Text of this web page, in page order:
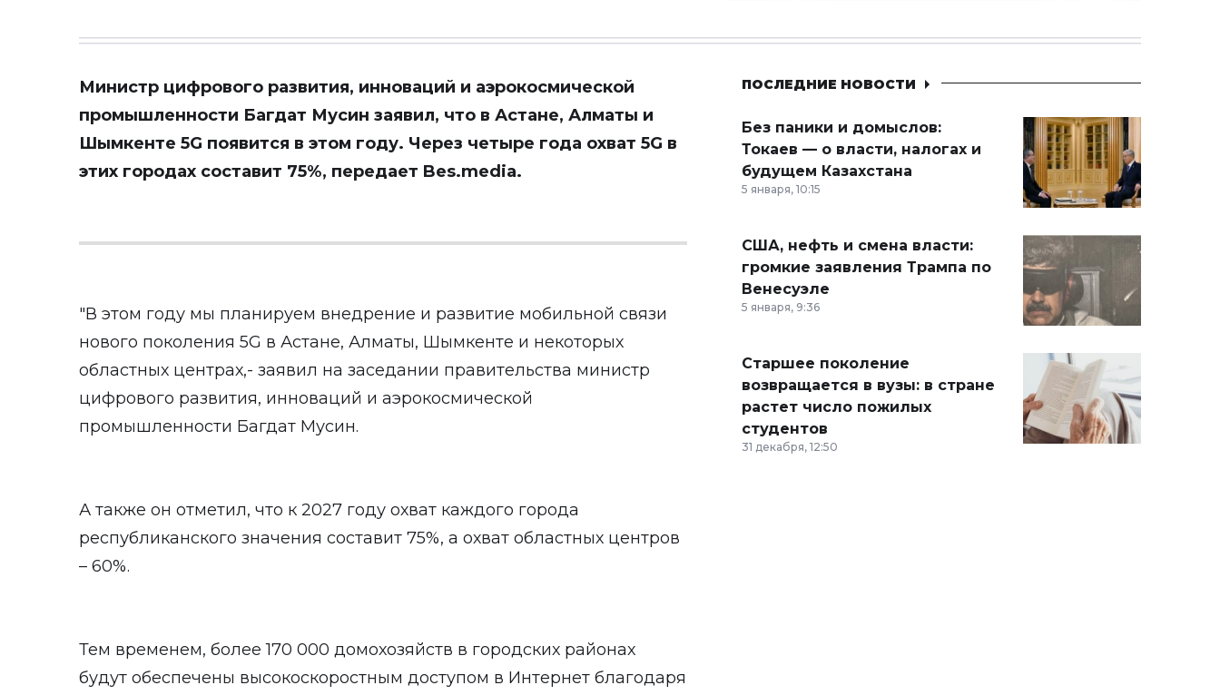
Министр цифрового развития, инноваций и аэрокосмической
промышленности Багдат Мусин заявил, что в Астане, Алматы и
Шымкенте 5G появится в этом году. Через четыре года охват 5G в
этих городах составит 75%, передает Bes.media.
"В этом году мы планируем внедрение и развитие мобильной связи
нового поколения 5G в Астане, Алматы, Шымкенте и некоторых
областных центрах,- заявил на заседании правительства министр
цифрового развития, инноваций и аэрокосмической
промышленности Багдат Мусин.
А также он отметил, что к 2027 году охват каждого города
республиканского значения составит 75%, а охват областных центров
– 60%.
Тем временем, более 170 000 домохозяйств в городских районах
будут обеспечены высокоскоростным доступом в Интернет благодаря
ПОСЛЕДНИЕ НОВОСТИ
Без паники и домыслов:
Токаев — о власти, налогах и
будущем Казахстана
5 января, 10:15
США, нефть и смена власти:
громкие заявления Трампа по
Венесуэле
5 января, 9:36
Старшее поколение
возвращается в вузы: в стране
растет число пожилых
студентов
31 декабря, 12:50